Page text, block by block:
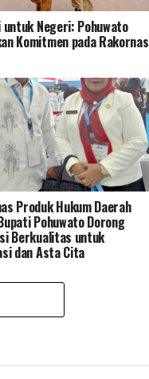
Negeri: Pohuwato
Komitmen pada Rakornas
Produk Hukum Daerah
Pohuwato Dorong
Berkualitas untuk
dan Asta Cita